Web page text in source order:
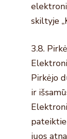
skiltyje
3.8.
Pirkėjo
ir
juos